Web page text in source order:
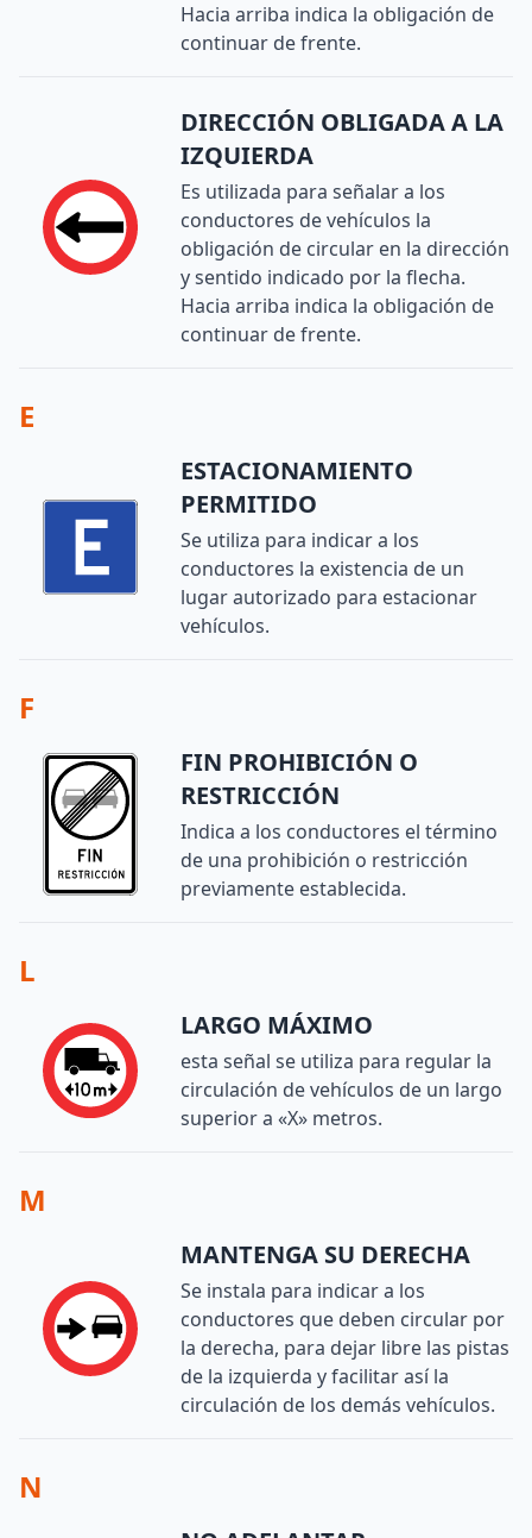
Hacia arriba indica la obligación de
continuar de frente.
DIRECCIÓN OBLIGADA A LA
IZQUIERDA
Es utilizada para señalar a los
conductores de vehículos la
obligación de circular en la dirección
y sentido indicado por la flecha.
Hacia arriba indica la obligación de
continuar de frente.
E
ESTACIONAMIENTO
PERMITIDO
Se utiliza para indicar a los
conductores la existencia de un
lugar autorizado para estacionar
vehículos.
F
FIN PROHIBICIÓN O
RESTRICCIÓN
Indica a los conductores el término
de una prohibición o restricción
previamente establecida.
L
LARGO MÁXIMO
esta señal se utiliza para regular la
circulación de vehículos de un largo
superior a «X» metros.
M
MANTENGA SU DERECHA
Se instala para indicar a los
conductores que deben circular por
la derecha, para dejar libre las pistas
de la izquierda y facilitar así la
circulación de los demás vehículos.
N